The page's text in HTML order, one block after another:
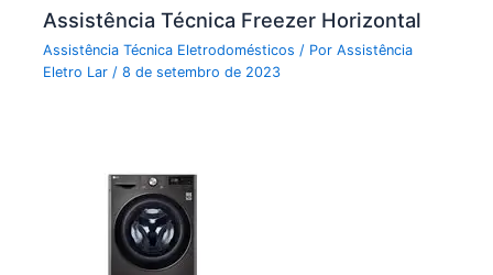
Assistência Técnica Freezer Horizontal
Assistência Técnica Eletrodomésticos / PorAssistência
Eletro Lar/8 de setembro de 2023